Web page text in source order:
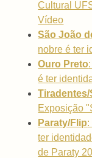
Cultural
Vídeo
São João
nobre é ter
Ouro Preto
é ter
Exposição
Paraty/Flip:
ter
de Paraty